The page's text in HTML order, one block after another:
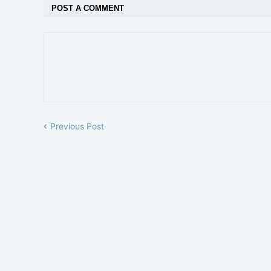
POST A COMMENT
Previous Post